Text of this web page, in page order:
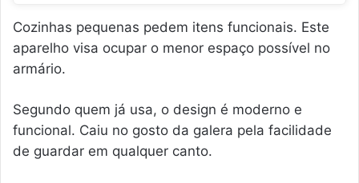
Cozinhas pequenas pedem itens funcionais. Este
aparelho visa ocupar o menor espaço possível no
armário.
Segundo quem já usa, o design é moderno e
funcional. Caiu no gosto da galera pela facilidade
de guardar em qualquer canto.